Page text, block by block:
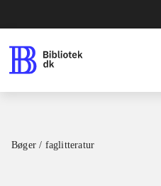
Bøger / faglitteratur